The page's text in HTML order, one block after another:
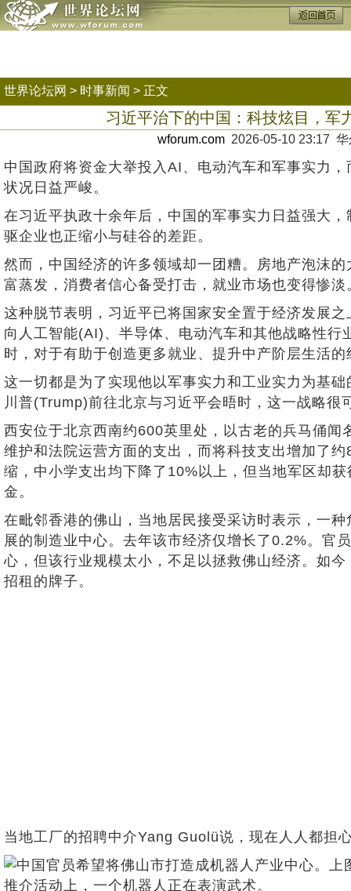
世界论坛网 > 时事新闻 > 正文
习近平治下的中国：科技炫目，
wforum.com 2026-05-10 23:17
中国政府将资金大举投入AI、电动汽车和军事实力
状况日益严峻。
在习近平执政十余年后，中国的军事实力日益强大
驱企业也正缩小与硅谷的差距。
然而，中国经济的许多领域却一团糟。房地产泡沫
富蒸发，消费者信心备受打击，就业市场也变得惨淡
这种脱节表明，习近平已将国家安全置于经济发展
向人工智能(AI)、半导体、电动汽车和其他战略性行
时，对于有助于创造更多就业、提升中产阶层生活
这一切都是为了实现他以军事实力和工业实力为基础
川普(Trump)前往北京与习近平会晤时，这一战略很
西安位于北京西南约600英里处，以古老的兵马俑闻
维护和法院运营方面的支出，而将科技支出增加了
缩，中小学支出均下降了10%以上，但当地军区却
金。
在毗邻香港的佛山，当地居民接受采访时表示，一
展的制造业中心。去年该市经济仅增长了0.2%。官
心，但该行业规模太小，不足以拯救佛山经济。如
招租的牌子。
当地工厂的招聘中介Yang Guolü说，现在人人都担